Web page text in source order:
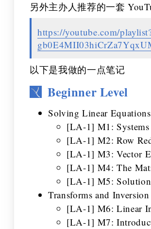
另外主办人推荐的一套
https://youtube.com/
以下是我做的一点笔记
Beginner Level
Solving Linear Equations
[LA-1] M1:
[LA-1] M2: Row
[LA-1] M3: Vector
[LA-1] M4: The
[LA-1] M5: Solution
Transforms and Inversion
[LA-1] M6: Linear
[LA-1] M7: